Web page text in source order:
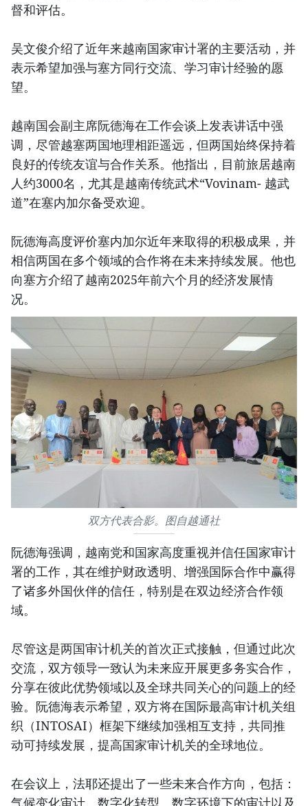
督和评估。
吴文俊介绍了近年来越南国家审计署的主要活动，并
表示希望加强与塞方同行交流、学习审计经验的愿
望。
越南国会副主席阮德海在工作会谈上发表讲话中强
调，尽管越塞两国地理相距遥远，但两国始终保持着
良好的传统友谊与合作关系。他指出，目前旅居越南
人约3000名，尤其是越南传统武术“Vovinam- 越武
道”在塞内加尔备受欢迎。
阮德海高度评价塞内加尔近年来取得的积极成果，并
相信两国在多个领域的合作将在未来持续发展。他也
向塞方介绍了越南2025年前六个月的经济发展情
况。
双方代表合影。图自越通社
阮德海强调，越南党和国家高度重视并信任国家审计
署的工作，其在维护财政透明、增强国际合作中赢得
了诸多外国伙伴的信任，特别是在双边经济合作领
域。
尽管这是两国审计机关的首次正式接触，但通过此次
交流，双方领导一致认为未来应开展更多务实合作，
分享在彼此优势领域以及全球共同关心的问题上的经
验。阮德海表示希望，双方将在国际最高审计机关组
织（INTOSAI）框架下继续加强相互支持，共同推
动可持续发展，提高国家审计机关的全球地位。
在会议上，法耶还提出了一些未来合作方向，包括：
气候变化审计、数字化转型、数字环境下的审计以及